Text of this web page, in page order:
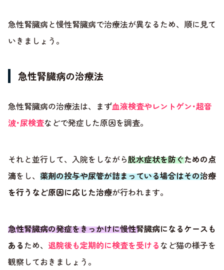
急性腎臓病と慢性腎臓病で治療法が異なるため、順に見て
いきましょう。
急性腎臓病の治療法
急性腎臓病の治療法は、まず血液検査やレントゲン･超音
波･尿検査などで発症した原因を調査。
それと並行して、入院をしながら脱水症状を防ぐための点
滴をし、 薬剤の投与や尿管が詰まっている場合はその治療
を行うなど原因に応じた治療が行われます。
急性腎臓病の発症をきっかけに慢性腎臓病になるケースも
ある ため、 退院後も定期的に検査を受ける など猫の様子を
観察しておきましょう。